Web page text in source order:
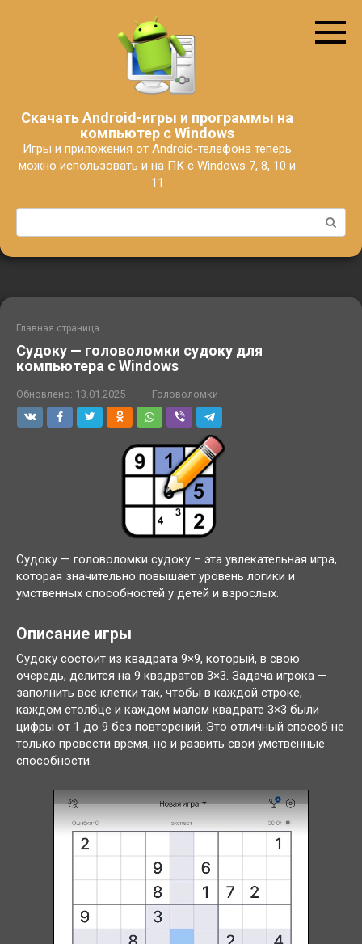
Скачать Android-игры и программы на
компьютер с Windows
Игры и приложения от Android-телефона теперь
можно использовать и на ПК с Windows 7, 8, 10 и
11
Поиск:
Главная страница
Судоку — головоломки судоку для
компьютера с Windows
Обновлено: 13.01.2025 Головоломки
Судоку — головоломки судоку – эта увлекательная игра,
которая значительно повышает уровень логики и
умственных способностей у детей и взрослых.
Описание игры
Судоку состоит из квадрата 9×9, который, в свою
очередь, делится на 9 квадратов 3×3. Задача игрока —
заполнить все клетки так, чтобы в каждой строке,
каждом столбце и каждом малом квадрате 3×3 были
цифры от 1 до 9 без повторений. Это отличный способ не
только провести время, но и развить свои умственные
способности.